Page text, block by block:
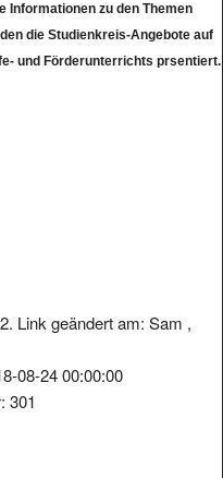
Informationen zu den Themen
die Studienkreis-Angebote auf
und Förderunterrichts prsentiert.
Link geändert am: Sam ,
08-24 00:00:00
301